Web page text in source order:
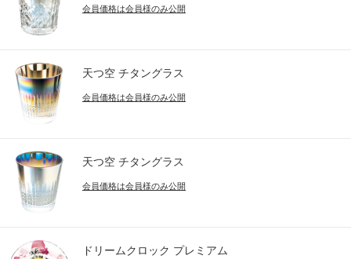
会員価格は会員様のみ公開
天つ空 チタングラス
会員価格は会員様のみ公開
天つ空 チタングラス
会員価格は会員様のみ公開
ドリームクロック プレミアム